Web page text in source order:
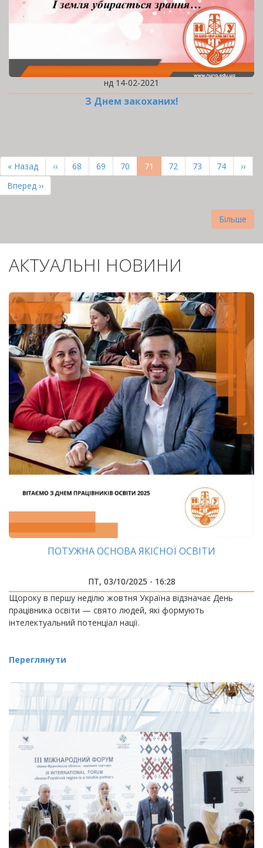
нд 14-02-2021
З Днем закоханих!
НА
СТОРІНКИ
Перша
сторінка
« Назад
Попередня
сторінка
‹‹ Page
68 Page
69 Page
70
Поточна
сторінка
71 Page
72 Page
73 Page
74
››
Остання
сторінка
Вперед ››
Більше
АКТУАЛЬНІ НОВИНИ
ПОТУЖНА ОСНОВА ЯКІСНОЇ ОСВІТИ
ПТ, 03/10/2025 - 16:28
Щороку в першу неділю жовтня Україна відзначає День
працівника освіти — свято людей, які формують
інтелектуальний потенціал нації.
Переглянути